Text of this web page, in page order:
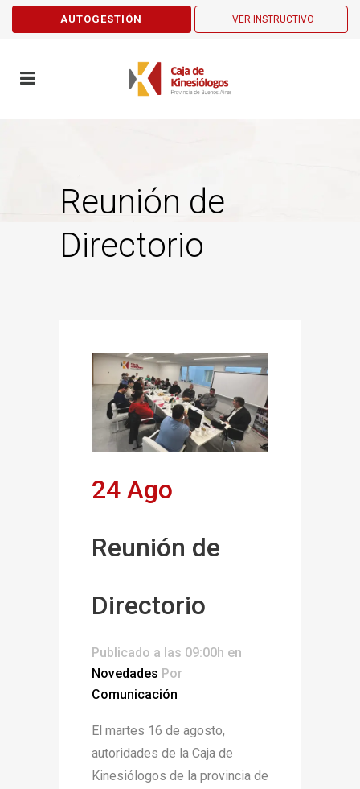
AUTOGESTIÓN VER INSTRUCTIVO
Reunión de
Directorio
24 Ago
Reunión de
Directorio
Publicado a las 09:00h en
Novedades Por
Comunicación
El martes 16 de agosto,
autoridades de la Caja de
Kinesiólogos de la provincia de